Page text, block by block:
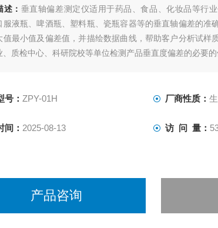
述： 垂直轴偏差测定仪适用于药品、食品、化妆品等行
服液瓶、啤酒瓶、塑料瓶、瓷瓶容器等的垂直轴偏差的准
值最小值及偏差值，并描绘数据曲线，帮助客户分析试样
、质检中心、科研院校等单位检测产品垂直度偏差的必要的
号： ZPY-01H 厂商性质：
间： 2025-08-13 访 问 量：
产品咨询